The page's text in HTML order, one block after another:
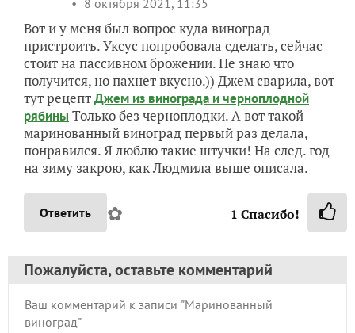
Вот и у меня был вопрос куда виноград
пристроить. Уксус попробовала сделать, сейчас
стоит на пассивном брожении. Не знаю что
получится, но пахнет вкусно.)) Джем сварила, вот
тут рецептДжем из винограда и черноплодной
рябины Только без черноплодки. А вот такой
маринованный виноград первый раз делала,
понравился. Я люблю такие штучки! На след. год
на зиму закрою, как Людмила выше описала.
Ответить ✿ 1 Спасибо!
Пожалуйста, оставьте комментарий